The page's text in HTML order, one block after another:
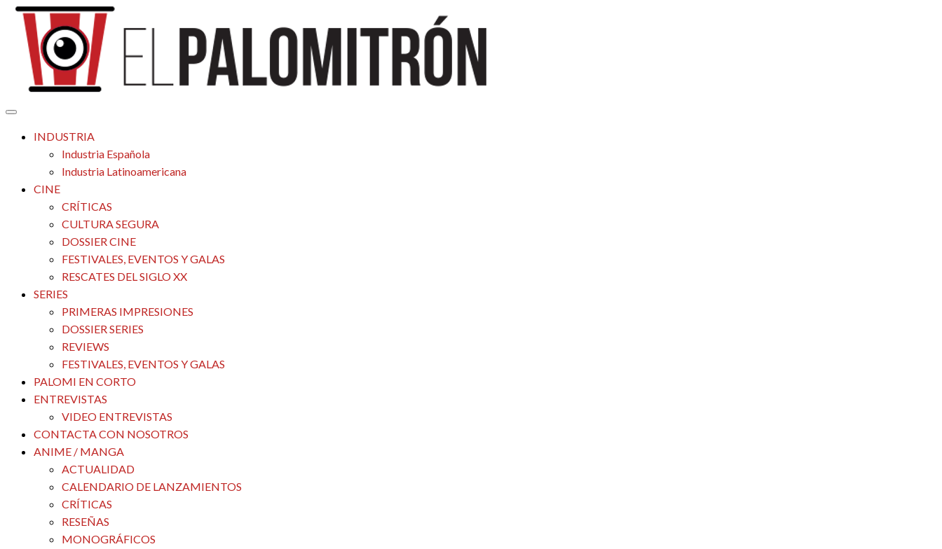
Saltar
contenido
El Palomitrón
Tu espacio de la industria de cine española y latinoamericana
INDUSTRIA
Industria Española
Industria Latinoamericana
CINE
CRÍTICAS
CULTURA SEGURA
DOSSIER CINE
FESTIVALES, EVENTOS Y GALAS
RESCATES DEL SIGLO XX
SERIES
PRIMERAS IMPRESIONES
DOSSIER SERIES
REVIEWS
FESTIVALES, EVENTOS Y GALAS
PALOMI EN CORTO
ENTREVISTAS
VIDEO ENTREVISTAS
CONTACTA CON NOSOTROS
ANIME / MANGA
ACTUALIDAD
CALENDARIO DE LANZAMIENTOS
CRÍTICAS
RESEÑAS
MONOGRÁFICOS